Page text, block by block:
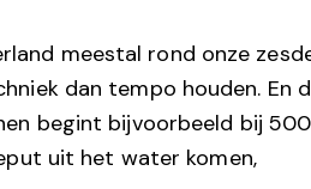
meestal rond onze
dan tempo houden.
begint bijvoorbeeld bij
uit het water komen,